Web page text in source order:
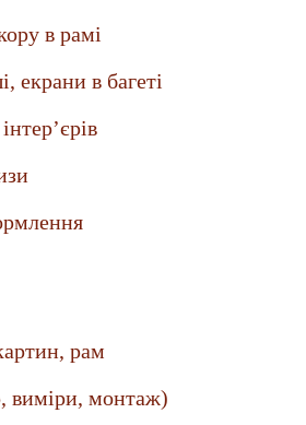
в рамі
екрани в багеті
рам
виміри, монтаж)